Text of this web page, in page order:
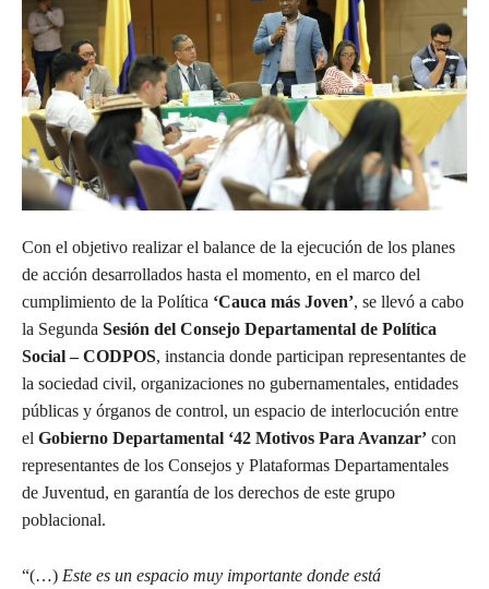
Con el objetivo realizar el balance de la ejecución de los planes
de acción desarrollados hasta el momento, en el marco del
cumplimiento de la Política ‘Cauca más Joven’, se llevó a cabo
la Segunda Sesión del Consejo Departamental de Política
Social – CODPOS, instancia donde participan representantes de
la sociedad civil, organizaciones no gubernamentales, entidades
públicas y órganos de control, un espacio de interlocución entre
el Gobierno Departamental ‘42 Motivos Para Avanzar’ con
representantes de los Consejos y Plataformas Departamentales
de Juventud, en garantía de los derechos de este grupo
poblacional.
“(…) Este es un espacio muy importante donde está